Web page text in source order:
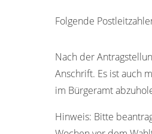
Folgende
51406 51407
51432 51433
51442 51447
Nach der
Anschrift. Es ist auch
im Bürgeramt
Hinweis: Bitte